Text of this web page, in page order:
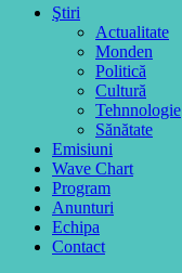
Ştiri
Actualitate
Monden
Politică
Cultură
Tehnnologie
Sănătate
Emisiuni
Wave Chart
Program
Anunturi
Echipa
Contact